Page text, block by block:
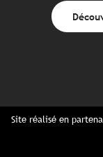
Site réalisé en